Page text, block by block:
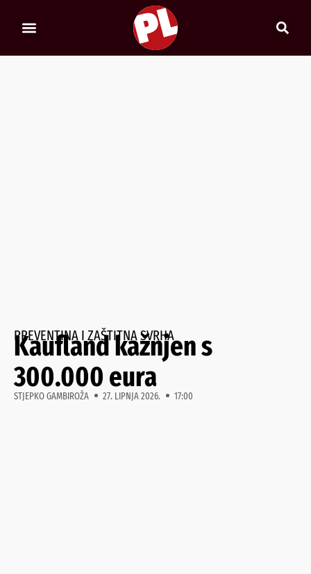
PREVENTINA I ZAŠTITNA SVRHA
Kaufland kažnjen s
300.000 eura
STJEPKO GAMBIROŽA 27. LIPNJA 2026. 17:00